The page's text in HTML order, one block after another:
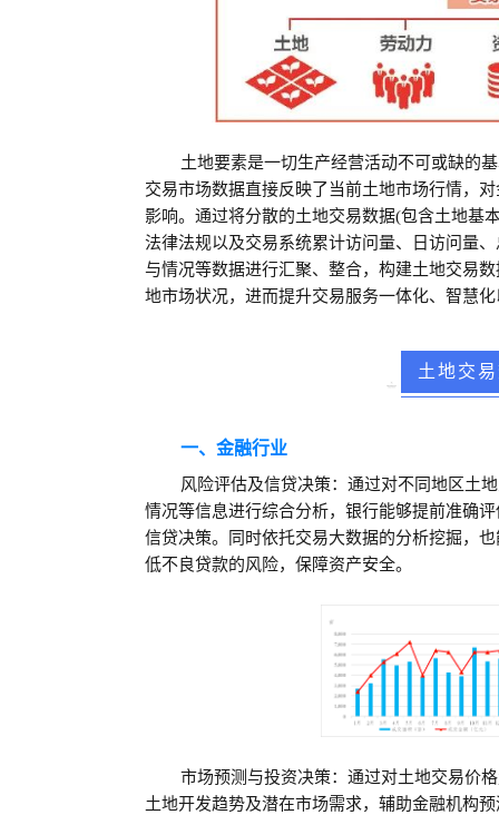
土地要素是一切生产经营活动不可或缺的
交易市场数据直接反映了当前土地市场行情，
影响。通过将分散的土地交易数据(包含土地基
法律法规以及交易系统累计访问量、日访问量
与情况等数据进行汇聚、整合，构建土地交易
地市场状况，进而提升交易服务一体化、智慧
土地交
一、金融行业
风险评估及信贷决策： 通过对不同地区土
情况等信息进行综合分析，银行能够提前准确
信贷决策。
同时依托交易大数据的分析挖掘，
低不良贷款的风险，保障资产安全。
市场预测与投资决策：通过对土地交易价
土地开发趋势及潜在市场需求，辅助金融机构